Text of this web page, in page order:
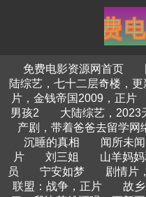
免费电影资源网首页
陆综艺，七十二层奇楼，
片，金钱帝国2009，正片
男孩2
大陆综艺，2023
产剧，带着爸爸去留学网
沉睡的真相
闻所未闻
片
刘三姐 山羊妈
员
宁安如梦 剧情片
联盟：战争，正片
故